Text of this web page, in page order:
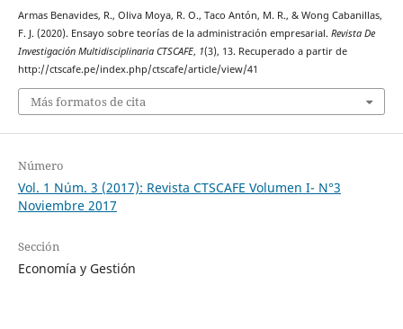
Armas Benavides, R., Oliva Moya, R. O., Taco Antón, M. R., & Wong Cabanillas,
F. J. (2020). Ensayo sobre teorías de la administración empresarial. Revista De
Investigación Multidisciplinaria CTSCAFE, 1(3), 13. Recuperado a partir de
http://ctscafe.pe/index.php/ctscafe/article/view/41
Más formatos de cita
Número
Vol. 1 Núm. 3 (2017): Revista CTSCAFE Volumen I- N°3
Noviembre 2017
Sección
Economía y Gestión